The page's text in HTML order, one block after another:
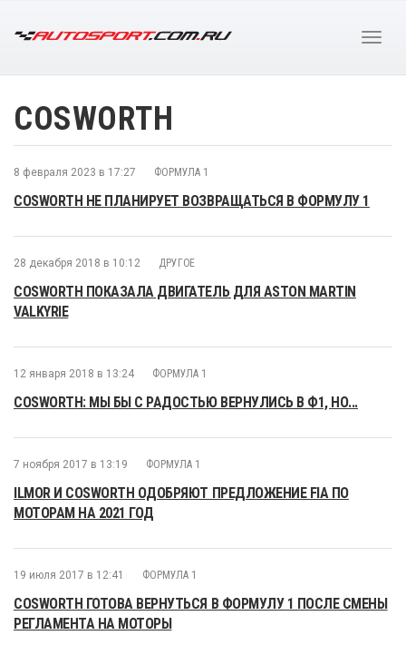
COSWORTH
8 февраля 2023 в 17:27 ФОРМУЛА 1
COSWORTH НЕ ПЛАНИРУЕТ ВОЗВРАЩАТЬСЯ В ФОРМУЛУ 1
28 декабря 2018 в 10:12 ДРУГОЕ
COSWORTH ПОКАЗАЛА ДВИГАТЕЛЬ ДЛЯ ASTON MARTIN
VALKYRIE
12 января 2018 в 13:24 ФОРМУЛА 1
COSWORTH: МЫ БЫ С РАДОСТЬЮ ВЕРНУЛИСЬ В Ф1, НО...
7 ноября 2017 в 13:19 ФОРМУЛА 1
ILMOR И COSWORTH ОДОБРЯЮТ ПРЕДЛОЖЕНИЕ FIA ПО
МОТОРАМ НА 2021 ГОД
19 июля 2017 в 12:41 ФОРМУЛА 1
COSWORTH ГОТОВА ВЕРНУТЬСЯ В ФОРМУЛУ 1 ПОСЛЕ СМЕНЫ
РЕГЛАМЕНТА НА МОТОРЫ